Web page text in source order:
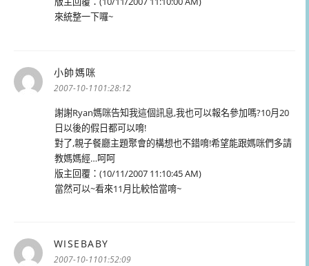
來統整一下囉~
小帥媽咪
示:
2007-10-1101:28:12
謝謝Ryan媽咪告知我這個訊息,我也可以報名參加嗎?10月20
日以後的假日都可以唷!
對了,親子餐廳主題聚會的構想也不錯唷!希望能跟媽咪們多請
教媽媽經…呵呵
版主回覆：(10/11/2007 11:10:45 AM)
當然可以~看來11月比較恰當唷~
WISEBABY
示:
2007-10-1101:52:09